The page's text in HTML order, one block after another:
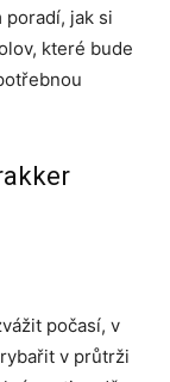
poradí, jak si
které bude
počasí, v
v průtrži